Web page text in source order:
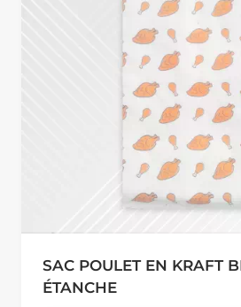
SAC POULET EN KRAFT
ÉTANCHE